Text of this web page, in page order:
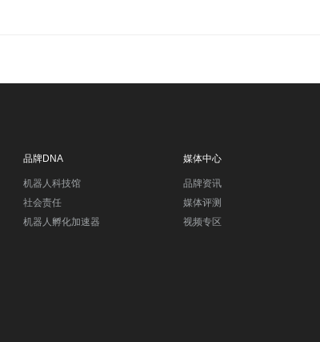
品牌DNA
机器人科技馆
社会责任
机器人孵化加速器
媒体中心
品牌资讯
媒体评测
视频专区